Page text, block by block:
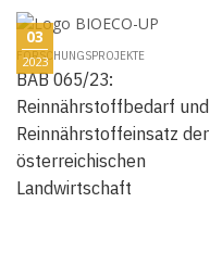
03
2023
FORSCHUNGSPROJEKTE
BAB 065/23:
Reinnährstoffbedarf und
Reinnährstoffeinsatz der
österreichischen
Landwirtschaft